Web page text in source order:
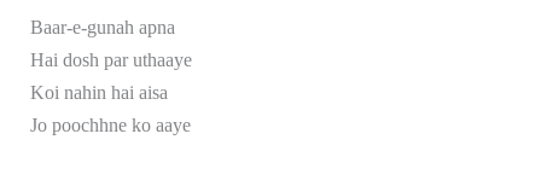
Baar-e-gunah apna
Hai dosh par uthaaye
Koi nahin hai aisa
Jo poochhne ko aaye